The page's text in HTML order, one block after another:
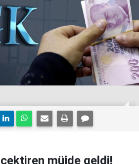
müjde geldi!